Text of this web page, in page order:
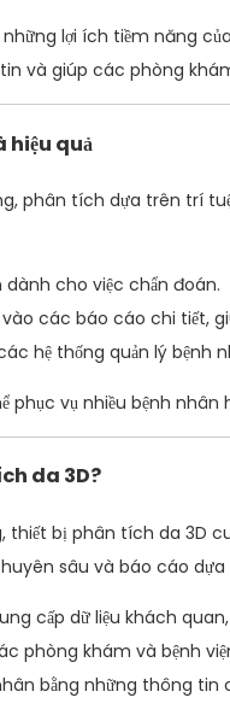
lợi ích tiềm năng
và giúp các phòng
hiệu quả
phân tích dựa trên trí
cho việc chẩn đoán.
các báo cáo chi tiết,
hệ thống quản lý bệnh
phục vụ nhiều bệnh
da 3D?
thiết bị phân tích da 3D
sâu và báo cáo
cấp dữ liệu khách
phòng khám và bệnh
bằng những thông tin